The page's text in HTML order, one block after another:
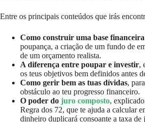
Entre os principais conteúdos que irás
Como construir uma base
poupança, a criação de um fundo de
de um orçamento realista.
A diferença entre poupar e investir,
os teus objetivos bem definidos antes
Como gerir bem as tuas dívidas,
obstáculo ao teu progresso financeiro.
O poder do juro composto,
Regra dos 72, que te ajuda a calcular
dinheiro duplicará consoante a taxa de